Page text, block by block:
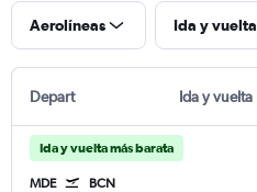
Aerolíneas Ida y vuelta
Depart Ida y vuelta
Ida y vuelta más barata
MDE BCN